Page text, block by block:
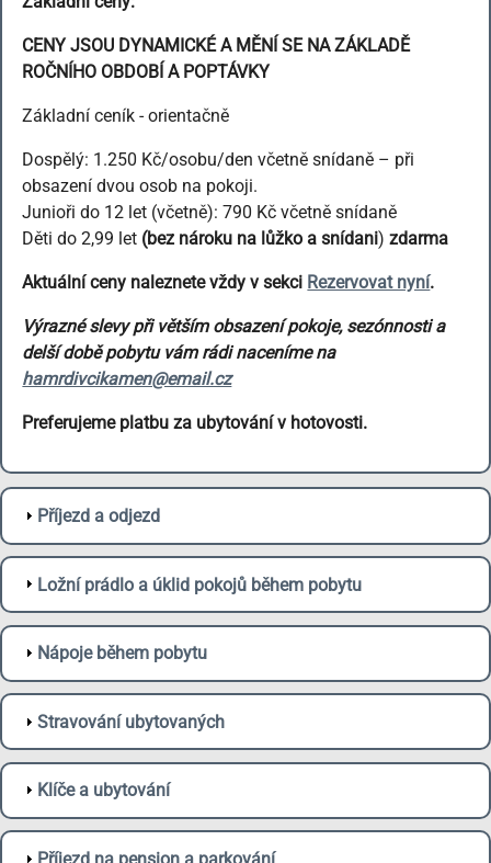
CENY JSOU DYNAMICKÉ A MĚNÍ SE NA ZÁKLADĚ
ROČNÍHO OBDOBÍ A POPTÁVKY
Základní ceník - orientačně
Dospělý: 1.250 Kč/osobu/den včetně snídaně – při
obsazení dvou osob na pokoji.
Junioři do 12 let (včetně): 790 Kč včetně snídaně
Děti do 2,99 let (bez nároku na lůžko a snídani) zdarma
Aktuální ceny naleznete vždy v sekci Rezervovat nyní.
Výrazné slevy při větším obsazení pokoje, sezónnosti a
delší době pobytu vám rádi naceníme na
hamrdivcikamen@email.cz
Preferujeme platbu za ubytování v hotovosti.
Příjezd a odjezd
Ložní prádlo a úklid pokojů během pobytu
Nápoje během pobytu
Stravování ubytovaných
Klíče a ubytování